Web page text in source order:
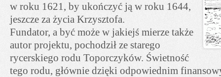
w roku 1621, by ukończyć ją w roku 1644,
jeszcze za życia Krzysztofa.
Fundator, a być może w jakiejś mierze także
autor projektu, pochodził ze starego
rycerskiego rodu Toporczyków. Świetność
tego rodu, głównie dzięki odpowiednim